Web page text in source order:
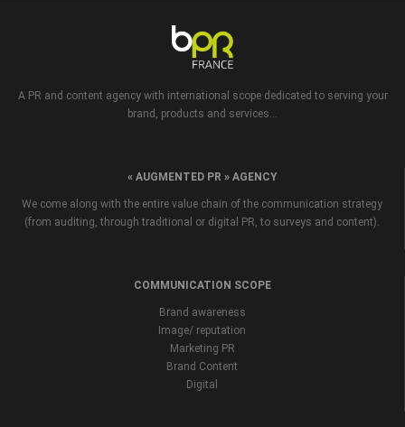
A PR and content agency with international scope dedicated to serving your
brand, products and services...
« AUGMENTED PR » AGENCY
We come along with the entire value chain of the communication strategy
(from auditing, through traditional or digital PR, to surveys and content).
COMMUNICATION SCOPE
Brand awareness
Image/ reputation
Marketing PR
Brand Content
Digital